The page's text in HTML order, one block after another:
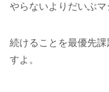
やらないよりだいぶマ
続けることを最優先
すよ。